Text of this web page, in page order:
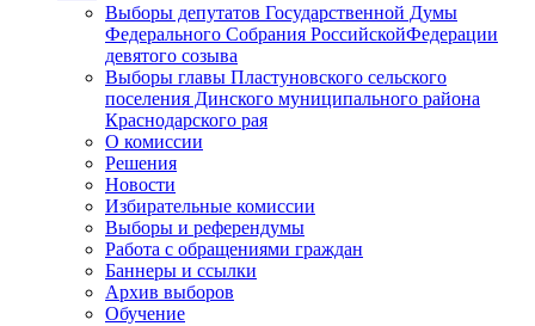
Выборы депутатов Государственной Думы
Федерального Собрания РоссийскойФедерации
девятого созыва
Выборы главы Пластуновского сельского
поселения Динского муниципального района
Краснодарского рая
О комиссии
Решения
Новости
Избирательные комиссии
Выборы и референдумы
Работа с обращениями граждан
Баннеры и ссылки
Архив выборов
Обучение